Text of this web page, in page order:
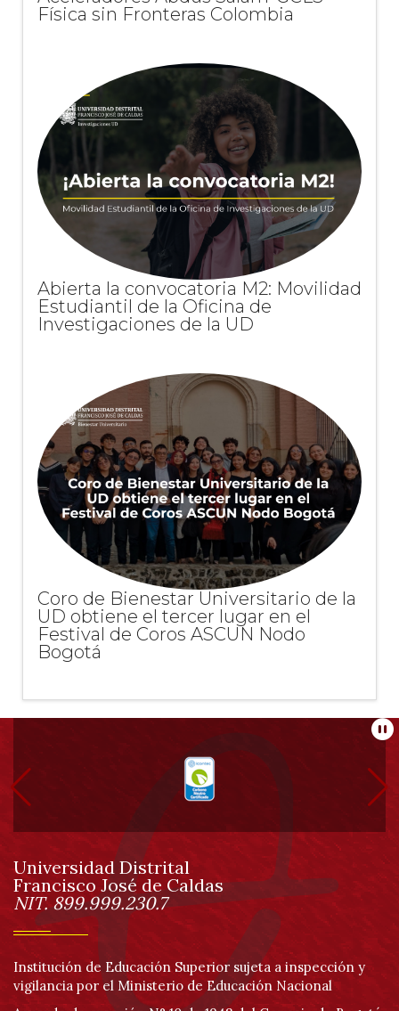
Física sin Fronteras Colombia
Abierta la convocatoria M2: Movilidad
Estudiantil de la Oficina de
Investigaciones de la UD
Coro de Bienestar Universitario de la
UD obtiene el tercer lugar en el
Festival de Coros ASCUN Nodo
Bogotá
Información
pie
de
página
Información
Universidad Distrital
Francisco José de Caldas
NIT. 899.999.230.7
Institución de Educación Superior sujeta a inspección y
vigilancia por el Ministerio de Educación Nacional